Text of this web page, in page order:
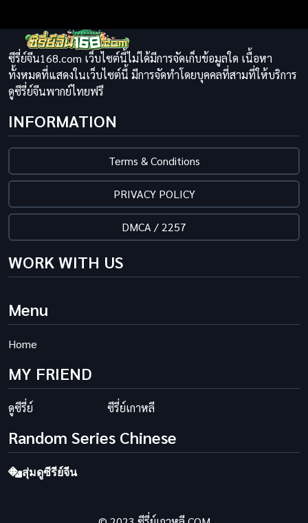
ซีรี่ย์จีน168.com เว็บไซต์นี้ไม่ได้มีการจัดเก็บข้อมูลใด เนื้อหา
ทั้งหมดที่แสดงในเว็บไซต์นี้ มีการจัดทำโดยบุคคลที่สามที่ให้บริการ
ดูซีรี่ย์จีนพากย์ไทยฟรี
INFORMATION
Terms & Conditions
PRIVACY POLICY
DMCA / 2257
WORK WITH US
Menu
Home
MY FRIEND
ดูซีรี่ย์ ซีรี่ย์เกาหลี
Random Series Chinese
สุ่มดูซีรีย์จีน